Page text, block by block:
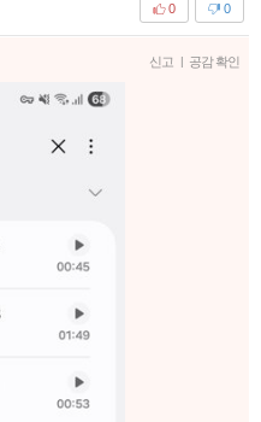
0
0
신고 | 공감 확인